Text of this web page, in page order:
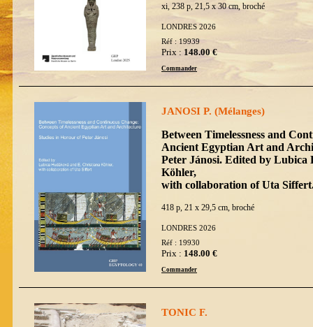
xi, 238 p, 21,5 x 30 cm, broché
LONDRES 2026
Réf : 19939
Prix : 148.00 €
Commander
JANOSI P. (Mélanges)
Between Timelessness and
Ancient Egyptian Art and
Peter Jánosi. Edited by
Köhler,
with collaboration of Uta
418 p, 21 x 29,5 cm, broché
LONDRES 2026
Réf : 19930
Prix : 148.00 €
Commander
TONIC F.